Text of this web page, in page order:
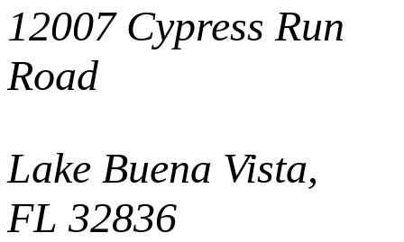
12007 Cypress Run
Road
Lake Buena Vista,
FL 32836